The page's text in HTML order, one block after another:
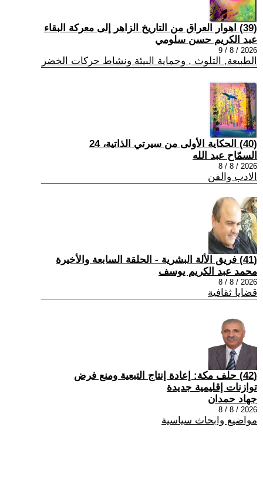
(39) اهوار العراق من التاريخ الزاهر إلى معركة البقاء
عبد الكريم حسن سلومي
2026 / 8 / 9
الطبيعة, التلوث , وحماية البيئة ونشاط حركات الخضر
(40) الحكاية الأولى من سيرتي الذاتية، 24
السمّاح عبد الله
2026 / 8 / 8
الادب والفن
(41) فريق الألة البشرية - الحلقة السابعة والأخيرة
محمد عبد الكريم يوسف
2026 / 8 / 8
قضايا ثقافية
(42) حلف مكة: إعادة إنتاج التبعية ومنع فرض
توازنات إقليمية جديدة
جهاد حمدان
2026 / 8 / 8
مواضيع وابحاث سياسية